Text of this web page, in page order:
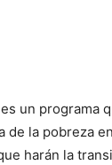
es un programa
de la pobreza
harán la